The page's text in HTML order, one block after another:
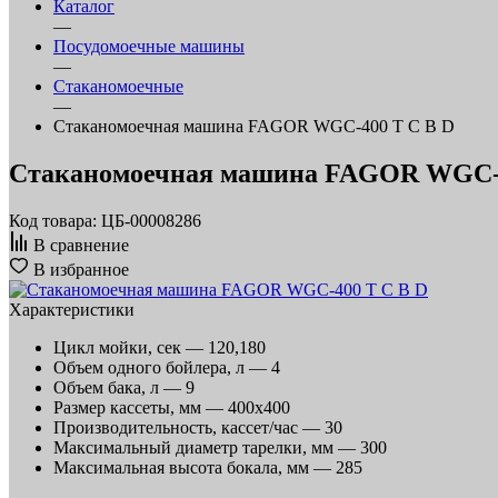
Каталог
—
Посудомоечные машины
—
Стаканомоечные
—
Стаканомоечная машина FAGOR WGC-400 T C B D
Стаканомоечная машина FAGOR
Код товара: ЦБ-00008286
В сравнение
В избранное
Характеристики
Цикл мойки, сек — 120,180
Объем одного бойлера, л — 4
Объем бака, л — 9
Размер кассеты, мм — 400х400
Производительность, кассет/час — 30
Максимальный диаметр тарелки, мм — 300
Максимальная высота бокала, мм — 285